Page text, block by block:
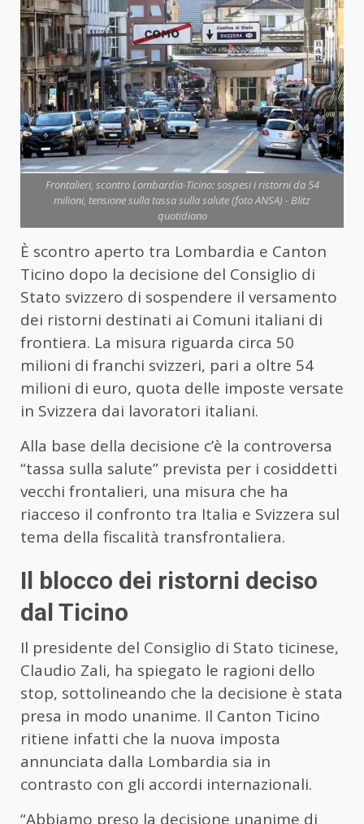
Frontalieri, scontro Lombardia-Ticino: sospesi i ristorni da 54
milioni, tensione sulla tassa sulla salute (foto ANSA) - Blitz
quotidiano
È scontro aperto tra Lombardia e Canton
Ticino dopo la decisione del Consiglio di
Stato svizzero di sospendere il versamento
dei ristorni destinati ai Comuni italiani di
frontiera. La misura riguarda circa 50
milioni di franchi svizzeri, pari a oltre 54
milioni di euro, quota delle imposte versate
in Svizzera dai lavoratori italiani.
Alla base della decisione c’è la controversa
“tassa sulla salute” prevista per i cosiddetti
vecchi frontalieri, una misura che ha
riacceso il confronto tra Italia e Svizzera sul
tema della fiscalità transfrontaliera.
Il blocco dei ristorni deciso
dal Ticino
Il presidente del Consiglio di Stato ticinese,
Claudio Zali, ha spiegato le ragioni dello
stop, sottolineando che la decisione è stata
presa in modo unanime. Il Canton Ticino
ritiene infatti che la nuova imposta
annunciata dalla Lombardia sia in
contrasto con gli accordi internazionali.
“Abbiamo preso la decisione unanime di